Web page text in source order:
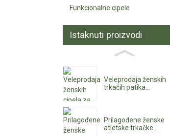
Funkcionalne cipele
Istaknuti proizvodi
Veleprodaja ženskih
trkaćih patika...
Prilagođene ženske
atletske trkačke...